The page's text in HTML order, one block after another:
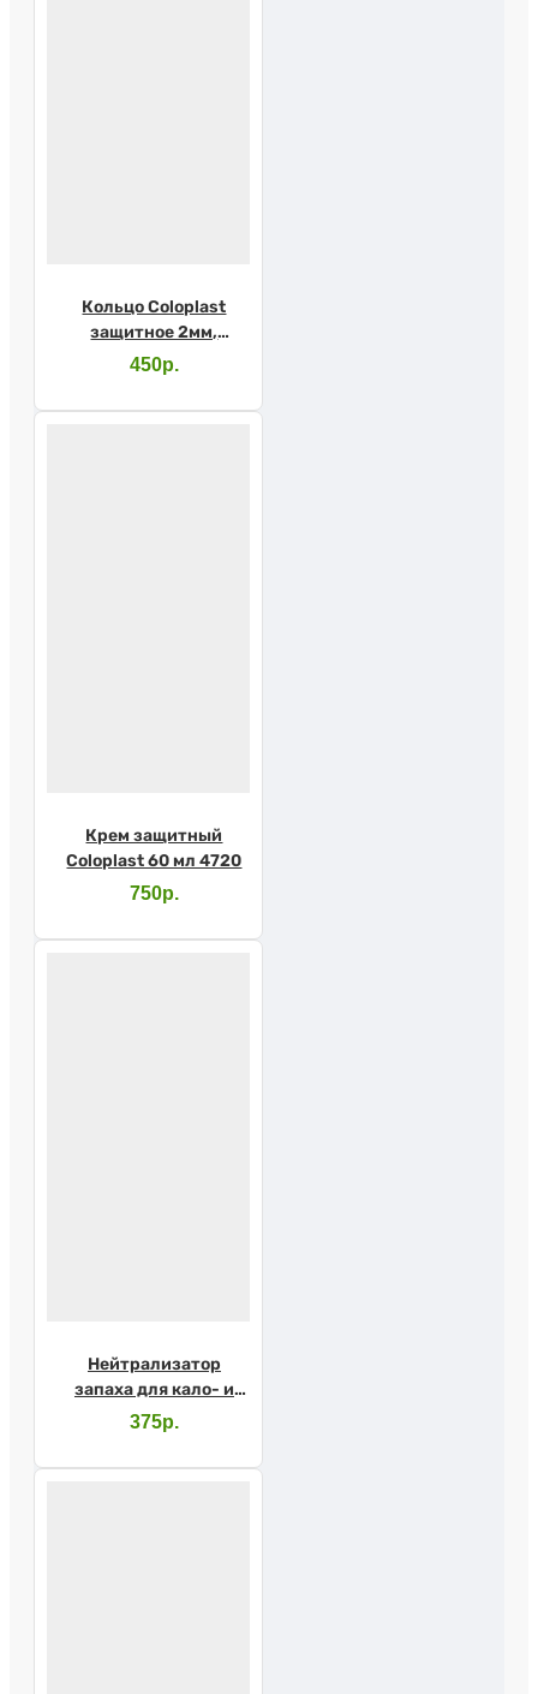
Кольцо Coloplast
защитное 2мм,
120305
450р.
Крем защитный
Coloplast 60 мл 4720
750р.
Нейтрализатор
запаха для кало- и
уроприемников фл.
375р.